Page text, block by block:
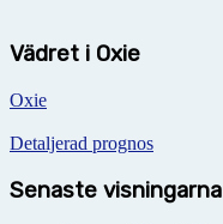
Vädret i Oxie
Oxie
Detaljerad prognos
Senaste visningarna